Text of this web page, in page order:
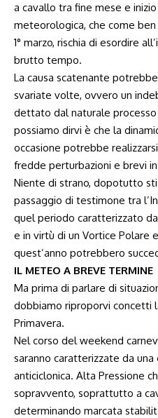
a cavallo tra fine mese e
meteorologica, che come
1° marzo, rischia di esordire
brutto tempo.
La causa scatenante
svariate volte, ovvero un
dettato dal naturale
possiamo dirvi è che la
occasione potrebbe
fredde perturbazioni e brevi
Niente di strano, dopotutto
passaggio di testimone tra
quel periodo caratterizzato
e in virtù di un Vortice Polare
quest’anno potrebbero
IL METEO A BREVE TERMINE
Ma prima di parlare di
dobbiamo riproporvi concetti
Primavera.
Nel corso del weekend
saranno caratterizzate da
anticiclonica. Alta Pressione
sopravvento, soprattutto a
determinando marcata